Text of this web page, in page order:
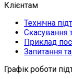
Клієнтам
Технічна
Скасування
Приклад
Запитання
Графік роботи